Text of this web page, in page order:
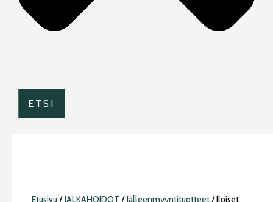
Etusivu/JALKAHOIDOT /Jälleenmyyntituotteet/ Iloiset
ETSI